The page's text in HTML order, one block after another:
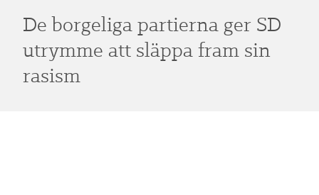
De borgeliga partierna ger SD
utrymme att släppa fram sin
rasism